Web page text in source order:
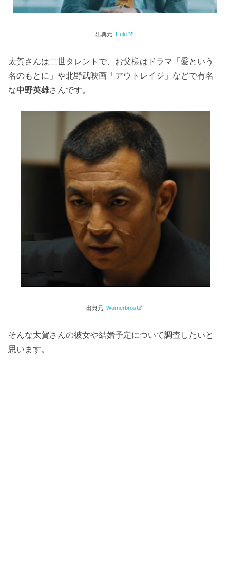
出典元: Hulu
太賀さんは二世タレントで、お父様はドラマ「愛という
名のもとに」や北野武映画「アウトレイジ」などで有名
な中野英雄さんです。
出典元: Warnerbros
そんな太賀さんの彼女や結婚予定について調査したいと
思います。